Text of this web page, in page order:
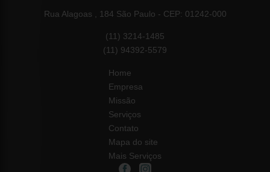
Rua Alagoas , 184 São Paulo - CEP: 01242-000
(11) 3214-1485
(11) 94392-5579
Home
Empresa
Missão
Serviços
Contato
Mapa do site
Mais Serviços